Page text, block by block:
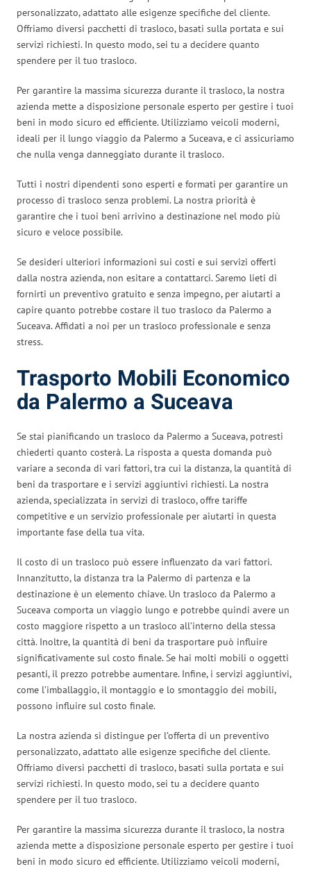
personalizzato, adattato alle esigenze specifiche del cliente.
Offriamo diversi pacchetti di trasloco, basati sulla portata e sui
servizi richiesti. In questo modo, sei tu a decidere quanto
spendere per il tuo trasloco.
Per garantire la massima sicurezza durante il trasloco, la nostra
azienda mette a disposizione personale esperto per gestire i tuoi
beni in modo sicuro ed efficiente. Utilizziamo veicoli moderni,
ideali per il lungo viaggio da Palermo a Suceava, e ci assicuriamo
che nulla venga danneggiato durante il trasloco.
Tutti i nostri dipendenti sono esperti e formati per garantire un
processo di trasloco senza problemi. La nostra priorità è
garantire che i tuoi beni arrivino a destinazione nel modo più
sicuro e veloce possibile.
Se desideri ulteriori informazioni sui costi e sui servizi offerti
dalla nostra azienda, non esitare a contattarci. Saremo lieti di
fornirti un preventivo gratuito e senza impegno, per aiutarti a
capire quanto potrebbe costare il tuo trasloco da Palermo a
Suceava. Affidati a noi per un trasloco professionale e senza
stress.
Trasporto Mobili Economico
da Palermo a Suceava
Se stai pianificando un trasloco da Palermo a Suceava, potresti
chiederti quanto costerà. La risposta a questa domanda può
variare a seconda di vari fattori, tra cui la distanza, la quantità di
beni da trasportare e i servizi aggiuntivi richiesti. La nostra
azienda, specializzata in servizi di trasloco, offre tariffe
competitive e un servizio professionale per aiutarti in questa
importante fase della tua vita.
Il costo di un trasloco può essere influenzato da vari fattori.
Innanzitutto, la distanza tra la Palermo di partenza e la
destinazione è un elemento chiave. Un trasloco da Palermo a
Suceava comporta un viaggio lungo e potrebbe quindi avere un
costo maggiore rispetto a un trasloco all’interno della stessa
città. Inoltre, la quantità di beni da trasportare può influire
significativamente sul costo finale. Se hai molti mobili o oggetti
pesanti, il prezzo potrebbe aumentare. Infine, i servizi aggiuntivi,
come l’imballaggio, il montaggio e lo smontaggio dei mobili,
possono influire sul costo finale.
La nostra azienda si distingue per l’offerta di un preventivo
personalizzato, adattato alle esigenze specifiche del cliente.
Offriamo diversi pacchetti di trasloco, basati sulla portata e sui
servizi richiesti. In questo modo, sei tu a decidere quanto
spendere per il tuo trasloco.
Per garantire la massima sicurezza durante il trasloco, la nostra
azienda mette a disposizione personale esperto per gestire i tuoi
beni in modo sicuro ed efficiente. Utilizziamo veicoli moderni,